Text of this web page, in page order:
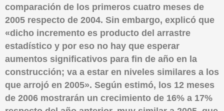
comparación de los primeros cuatro meses de
2005 respecto de 2004. Sin embargo, explicó que
«dicho incremento es producto del arrastre
estadístico y por eso no hay que esperar
aumentos significativos para fin de año en la
construcción; va a estar en niveles similares a los
que arrojó en 2005». Según estimó, los 12 meses
de 2006 mostrarán un crecimiento de 16% a 17%